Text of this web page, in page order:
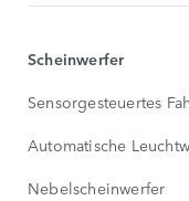
Scheinwerfer
Sensorgesteuertes
Automatische
Nebelscheinwerfer